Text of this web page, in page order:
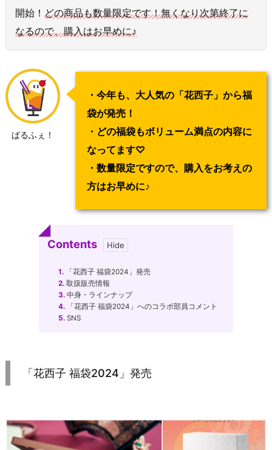
開始！ どの商品も数量限定です！無くなり次第終了に
なるので、購入はお早めに♪
ぱるふぇ！
・今年も、大人気の「花西子」から福
袋が発売！
・どの福袋もボリューム満点の内容に
なってます♡
・数量限定ですので、購入をお考えの
方はお早めに♪
Contents
1. 「花西子 福袋2024」発売
2. 取扱販売情報
3. 中身・ラインナップ
4. 「花西子 福袋2024」へのコラボ部員コメント
5. SNS
「花西子 福袋2024」発売